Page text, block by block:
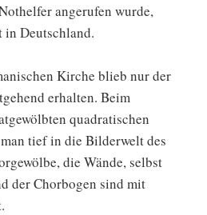
angerufen wurde,
in Deutschland.
Kirche blieb nur der
erhalten. Beim
quadratischen
tief in die Bilderwelt des
die Wände, selbst
der Chorbogen sind mit